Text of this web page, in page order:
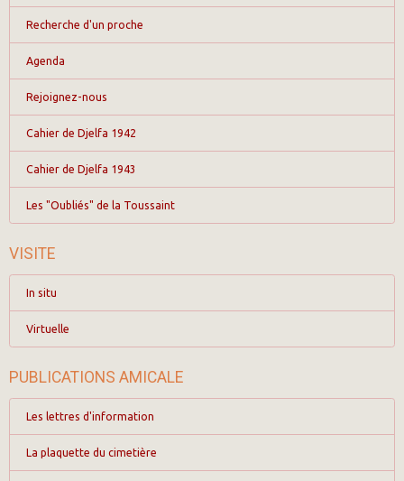
Recherche d'un proche
Agenda
Rejoignez-nous
Cahier de Djelfa 1942
Cahier de Djelfa 1943
Les "Oubliés" de la Toussaint
VISITE
In situ
Virtuelle
PUBLICATIONS AMICALE
Les lettres d'information
La plaquette du cimetière